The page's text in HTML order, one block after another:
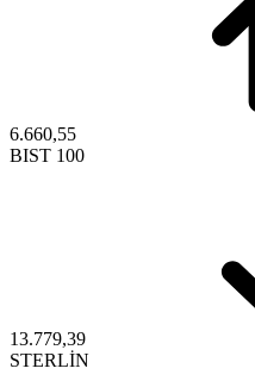
6.660,55
BIST 100
13.779,39
STERLİN